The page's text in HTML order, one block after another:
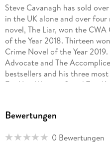
Steve Cavanagh has sold
in the UK alone and over
novel, The Liar, won the
of the Year 2018. Thirteen
Crime Novel of the Year
Advocate and The
bestsellers and his three
For You, Witness 8 and Two
Bewertungen
0 Bewertungen